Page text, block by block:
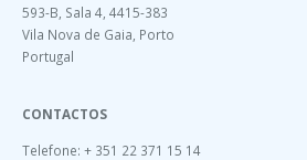
593-B, Sala 4, 4415-383
Vila Nova de Gaia, Porto
Portugal
CONTACTOS
Telefone: + 351 22 371 15 14